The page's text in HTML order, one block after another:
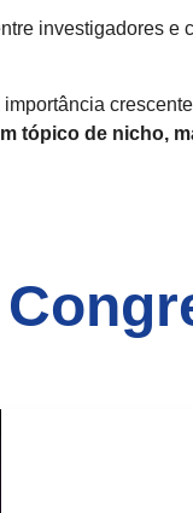
investigadores e
tópico de nicho,